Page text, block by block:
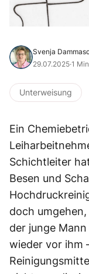
Svenja
29.07.2025·1
Unterweisung
Ein
Schichtleiter
Besen und
doch
der junge
wieder vor ihm